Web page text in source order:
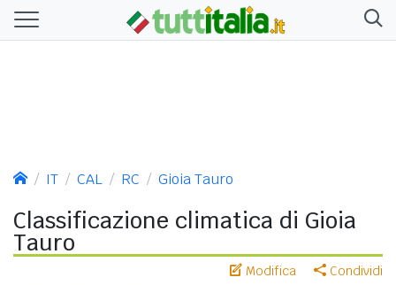
IT CAL RC Gioia Tauro
Classificazione climatica di Gioia
Tauro
Modifica Condividi